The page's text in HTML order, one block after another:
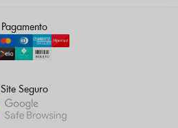
Pagamento
Site Seguro